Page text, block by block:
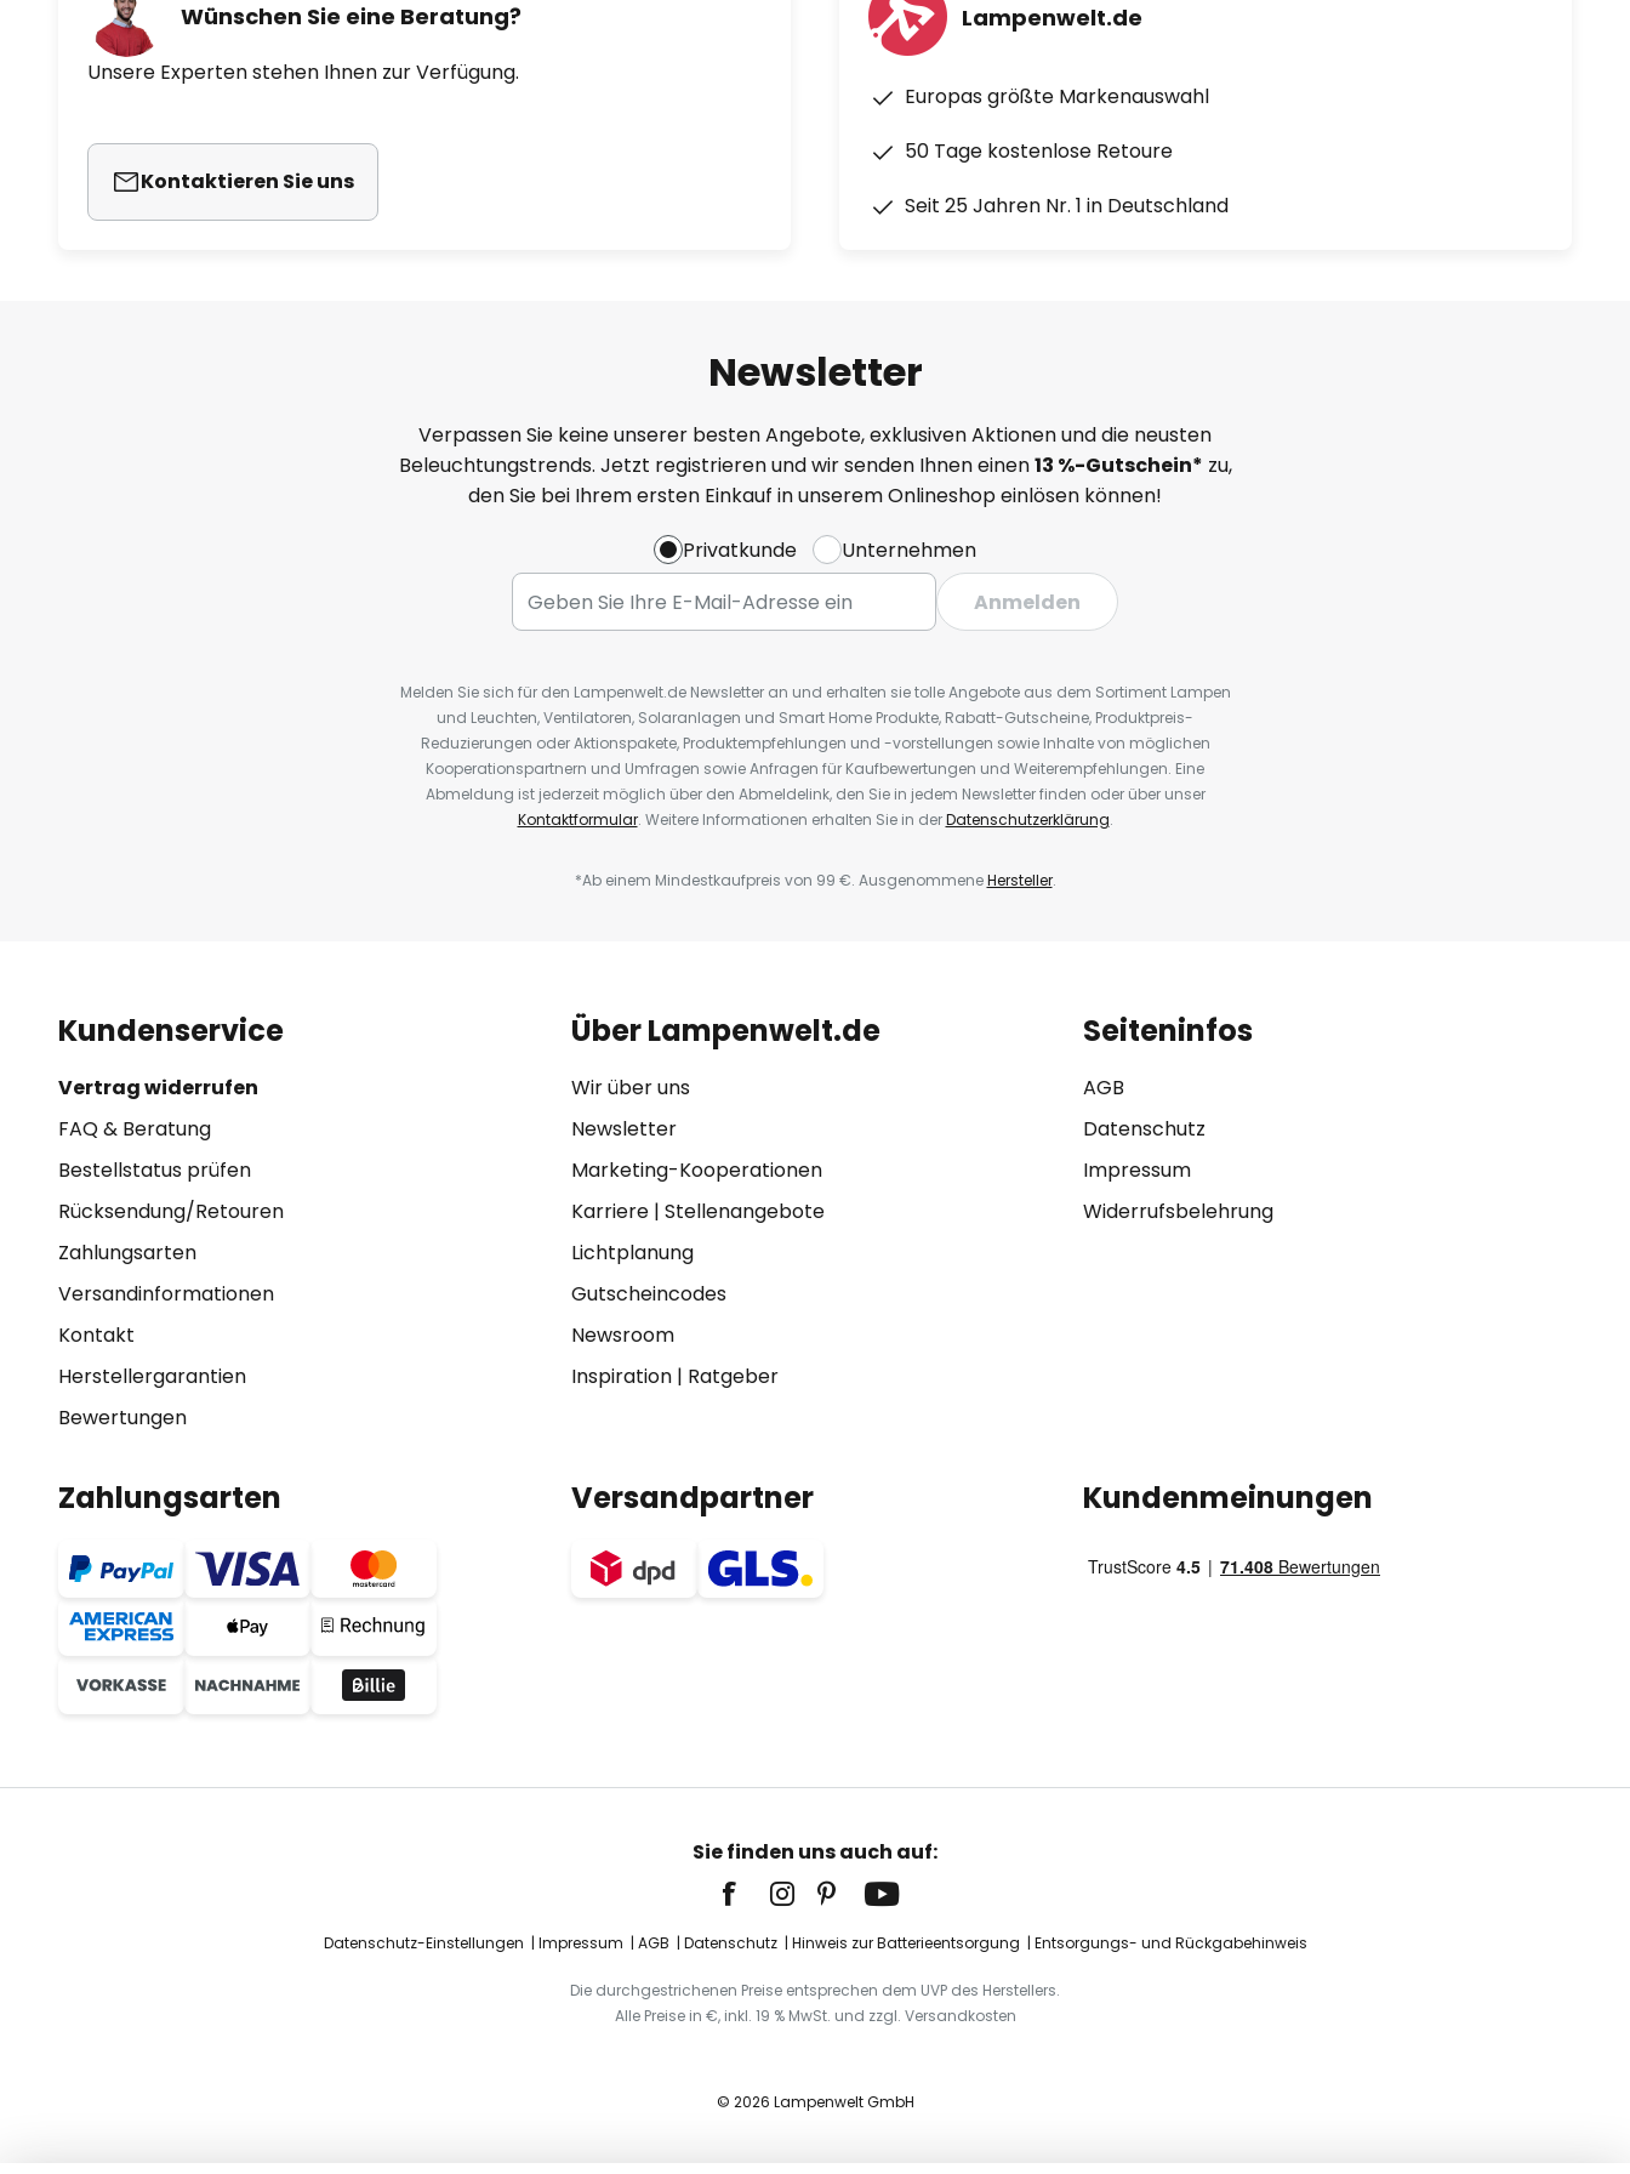
Wünschen Sie eine Beratung?
Unsere Experten stehen Ihnen zur Verfügung.
Kontaktieren Sie uns
Lampenwelt.de
Europas größte Markenauswahl
50 Tage kostenlose Retoure
Seit 25 Jahren Nr. 1 in Deutschland
Newsletter
Verpassen Sie keine unserer besten Angebote, exklusiven Aktionen und die neusten
Beleuchtungstrends. Jetzt registrieren und wir senden Ihnen einen13 %-Gutschein* zu,
den Sie bei Ihrem ersten Einkauf in unserem Onlineshop einlösen können!
Privatkunde
Unternehmen
Anmelden
Melden Sie sich für den Lampenwelt.de Newsletter an und erhalten sie tolle Angebote aus dem Sortiment Lampen
und Leuchten, Ventilatoren, Solaranlagen und Smart Home Produkte, Rabatt-Gutscheine, Produktpreis-
Reduzierungen oder Aktionspakete, Produktempfehlungen und -vorstellungen sowie Inhalte von möglichen
Kooperationspartnern und Umfragen sowie Anfragen für Kaufbewertungen und Weiterempfehlungen. Eine
Abmeldung ist jederzeit möglich über den Abmeldelink, den Sie in jedem Newsletter finden oder über unser
Kontaktformular. Weitere Informationen erhalten Sie in derDatenschutzerklärung.
*Ab einem Mindestkaufpreis von 99 €. AusgenommeneHersteller.
Kundenservice
Vertrag widerrufen
FAQ & Beratung
Bestellstatus prüfen
Rücksendung/Retouren
Zahlungsarten
Versandinformationen
Kontakt
Herstellergarantien
Bewertungen
Über Lampenwelt.de
Wir über uns
Newsletter
Marketing-Kooperationen
Karriere| Stellenangebote
Lichtplanung
Gutscheincodes
Newsroom
Inspiration| Ratgeber
Seiteninfos
AGB
Datenschutz
Impressum
Widerrufsbelehrung
Zahlungsarten Versandpartner Kundenmeinungen
Sie finden uns auch auf:
Datenschutz-Einstellungen Impressum AGB Datenschutz Hinweis zur Batterieentsorgung Entsorgungs- und Rückgabehinweis
Die durchgestrichenen Preise entsprechen dem UVP des Herstellers.
Alle Preise in €, inkl. 19 % MwSt. und zzgl. Versandkosten
© 2026 Lampenwelt GmbH